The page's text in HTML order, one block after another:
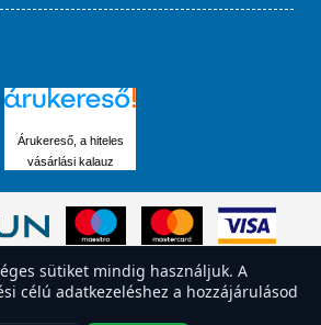
Árukereső, a hiteles
vásárlási kalauz
sütiket mindig használjuk. A
célú adatkezeléshez a hozzájárulásod